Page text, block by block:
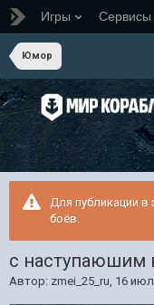
Игры Сервисы
Юмор
Для публикации в
боёв.
с наступаюшим
Автор: zmei_25_ru, 16 июл